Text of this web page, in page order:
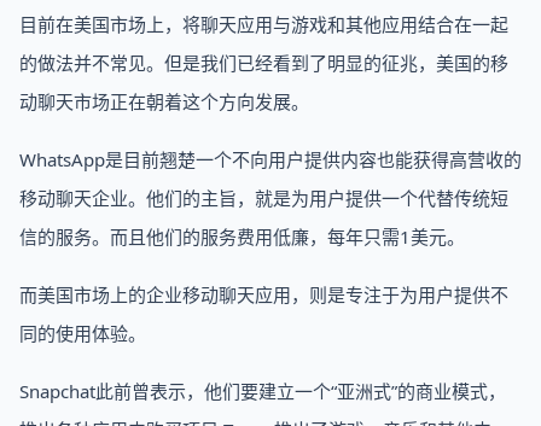
目前在美国市场上，将聊天应用与游戏和其他应用结合在一起
的做法并不常见。但是我们已经看到了明显的征兆，美国的移
动聊天市场正在朝着这个方向发展。
WhatsApp是目前翘楚一个不向用户提供内容也能获得高营收的
移动聊天企业。他们的主旨，就是为用户提供一个代替传统短
信的服务。而且他们的服务费用低廉，每年只需1美元。
而美国市场上的企业移动聊天应用，则是专注于为用户提供不
同的使用体验。
Snapchat此前曾表示，他们要建立一个“亚洲式”的商业模式，